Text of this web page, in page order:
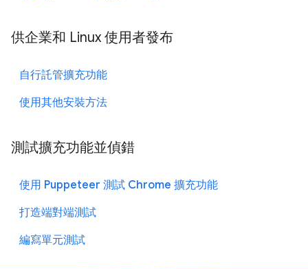
供企業和 Linux 使用者發布
自行託管擴充功能
使用其他安裝方法
測試擴充功能並偵錯
使用 Puppeteer 測試 Chrome 擴充功能
打造端對端測試
編寫單元測試